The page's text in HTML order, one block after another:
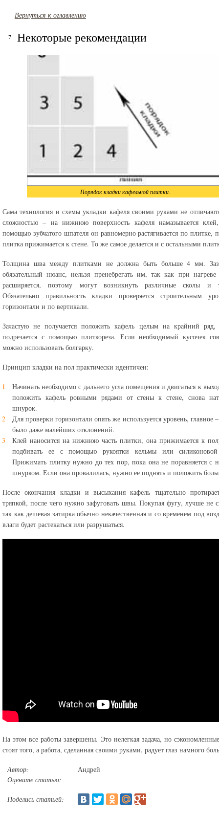
Вернуться к оглавлению
Некоторые рекомендации
Порядок кладки кафельной плитки.
Сама технология и схемы укладки кафеля своими руками не
сложностью – на нижнюю поверхность кафеля намазывается
помощью зубчатого шпателя он равномерно растягивается по плитке,
плитка прижимается к стене. То же самое делается и с остальными
Толщина шва между плитками не должна быть больше 4 мм.
обязательный нюанс, нельзя пренебрегать им, так как при нагреве
расширяется, поэтому могут возникнуть различные сколы и
Обязательно правильность кладки проверяется строительным
горизонтали и по вертикали.
Зачастую не получается положить кафель целым на крайний ряд,
подрезается с помощью плиткореза. Если необходимый кусочек
можно использовать болгарку.
Принцип кладки на пол практически идентичен:
Начинать необходимо с дальнего угла помещения и двигаться к
положить кафель ровными рядами от стены к стене, снова
шнурок.
Для проверки горизонтали опять же используется уровень, главное
было даже малейших отклонений.
Клей наносится на нижнюю часть плитки, она прижимается к
подбивать ее с помощью рукоятки кельмы или
Прижимать плитку нужно до тех пор, пока она не поравняется с
шнурком. Если она провалилась, нужно ее поднять и положить
После окончания кладки и высыхания кафель тщательно
тряпкой, после чего нужно зафуговать швы. Покупая фугу, лучше не
так как дешевая затирка обычно некачественная и со временем под
влаги будет растекаться или разрушаться.
На этом все работы завершены. Это нелегкая задача, но
стоят того, а работа, сделанная своими руками, радует глаз намного
Автор:
Андрей
Оцените статью:
Поделись статьей: